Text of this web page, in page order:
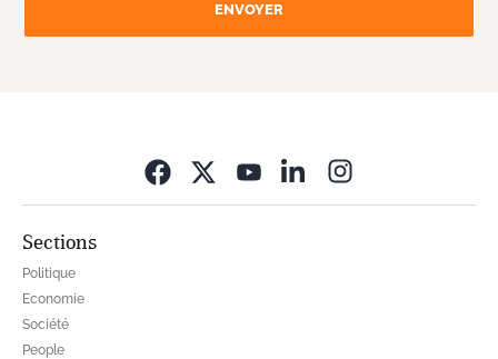
ENVOYER
Sections
Politique
Economie
Société
People